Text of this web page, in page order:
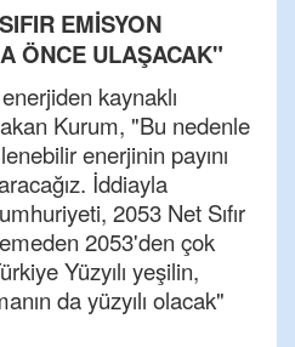
EMİSYON
ÖNCE ULAŞACAK"
kaynaklı
Kurum, "Bu nedenle
enerjinin payını
İddiayla
2053 Net Sıfır
2053'den çok
Yüzyılı yeşilin,
da yüzyılı olacak"